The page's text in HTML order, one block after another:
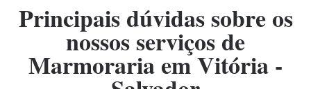
Principais dúvidas sobre os
nossos serviços de
Marmoraria em Vitória -